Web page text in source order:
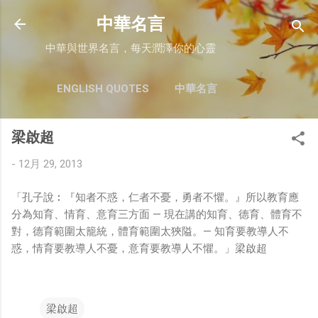
跳至主要內容
中華名言
中華與世界名言，每天潤澤你的心靈
ENGLISH QUOTES 中華名言
梁啟超
- 12月 29, 2013
「孔子說︰『知者不惑，仁者不憂，勇者不懼。』所以教育應
分為知育、情育、意育三方面 — 現在講的知育、德育、體育不
對，德育範圍太籠統，體育範圍太狹隘。— 知育要教導人不
惑，情育要教導人不憂，意育要教導人不懼。」梁啟超
梁啟超